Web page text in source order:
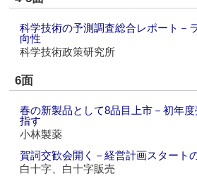
科学技術の予測調査総合レポート－
向性
科学技術政策研究所
6面
春の新製品として8品目上市－初年
指す
小林製薬
賀詞交歓会開く－経営計画スタート
白十字、白十字販売